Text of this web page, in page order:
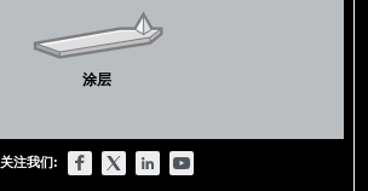
涂层
关注我们: